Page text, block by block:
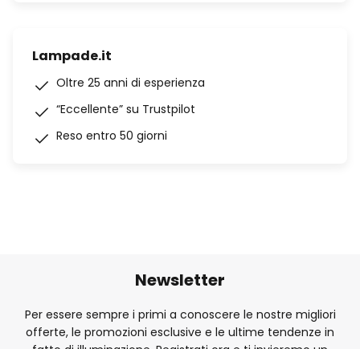
Lampade.it
Oltre 25 anni di esperienza
“Eccellente” su Trustpilot
Reso entro 50 giorni
Newsletter
Per essere sempre i primi a conoscere le nostre migliori
offerte, le promozioni esclusive e le ultime tendenze in